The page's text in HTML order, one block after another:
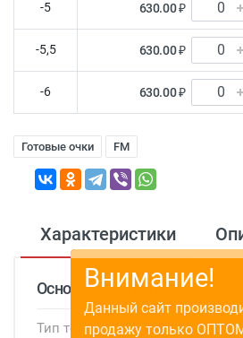
-5 630.00 ₽
-5,5 630.00 ₽
-6 630.00 ₽
Готовые очки FM
Характеристики
Основные характеристики
Тип товара
Внимание!
Данный сайт
продажу только